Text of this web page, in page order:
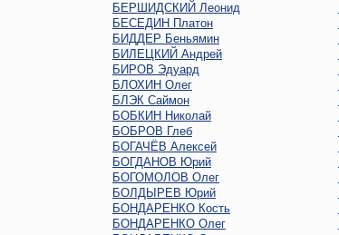
БЕРШИДСКИЙ Леонид
БЕСЕДИН Платон
БИДДЕР Беньямин
БИЛЕЦКИЙ Андрей
БИРОВ Эдуард
БЛОХИН Олег
БЛЭК Саймон
БОБКИН Николай
БОБРОВ Глеб
БОГАЧЁВ Алексей
БОГДАНОВ Юрий
БОГОМОЛОВ Олег
БОЛДЫРЕВ Юрий
БОНДАРЕНКО Кость
БОНДАРЕНКО Олег